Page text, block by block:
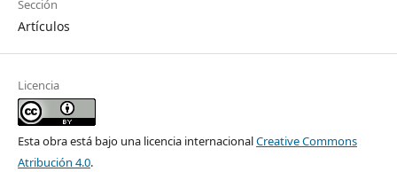
Sección
Artículos
Licencia
Esta obra está bajo una licencia internacionalCreative Commons
Atribución 4.0.